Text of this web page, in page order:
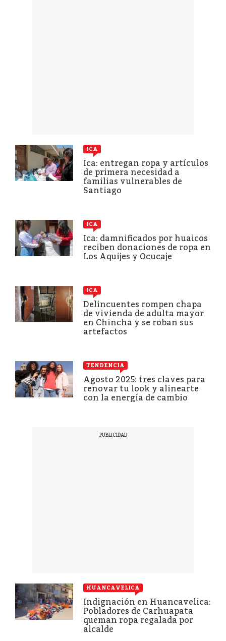
ICA
Ica: entregan ropa y artículos
de primera necesidad a
familias vulnerables de
Santiago
ICA
Ica: damnificados por huaicos
reciben donaciones de ropa en
Los Aquijes y Ocucaje
ICA
Delincuentes rompen chapa
de vivienda de adulta mayor
en Chincha y se roban sus
artefactos
TENDENCIA
Agosto 2025: tres claves para
renovar tu look y alinearte
con la energía de cambio
HUANCAVELICA
Indignación en Huancavelica:
Pobladores de Carhuapata
queman ropa regalada por
alcalde